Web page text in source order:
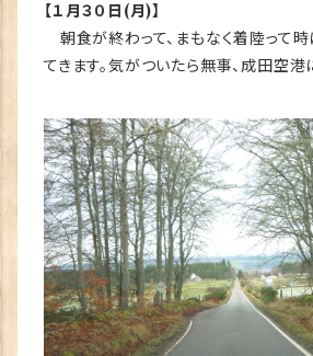
【１月３０日(月)】
朝食が終わって、まもなく着陸って時
てきます。気がついたら無事、成田空港